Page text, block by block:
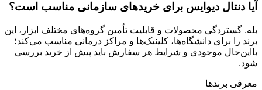
آیا دنتال دیوایس برای خریدهای سازمانی مناسب است؟
بله. گستردگی محصولات و قابلیت تأمین گروه‌های مختلف ابزار، این
برند را برای دانشگاه‌ها، کلینیک‌ها و مراکز درمانی مناسب می‌کند؛
بااین‌حال موجودی و شرایط هر سفارش باید پیش از خرید بررسی
شود.
معرفی برند‌ها